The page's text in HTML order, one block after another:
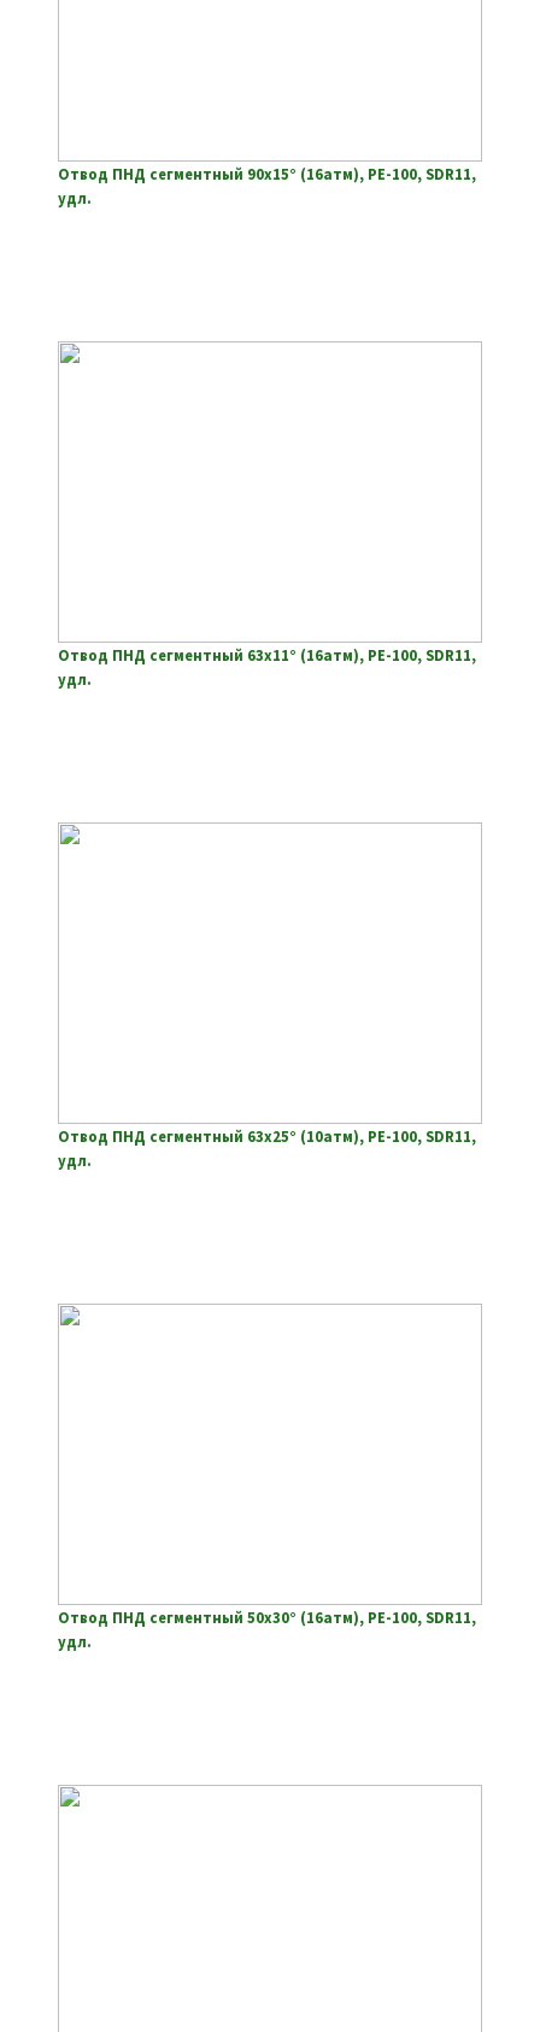
Отвод ПНД сегментный 90х15° (16атм), РЕ-100, SDR11,
удл.
Отвод ПНД сегментный 63х11° (16атм), РЕ-100, SDR11,
удл.
Отвод ПНД сегментный 63х25° (10атм), РЕ-100, SDR11,
удл.
Отвод ПНД сегментный 50х30° (16атм), РЕ-100, SDR11,
удл.